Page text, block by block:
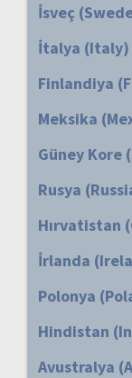
İsveç
İtalya (Italy)
Finlandiya
Meksika
Güney Kore
Rusya
Hırvatistan
İrlanda
Polonya
Hindistan
Avustralya